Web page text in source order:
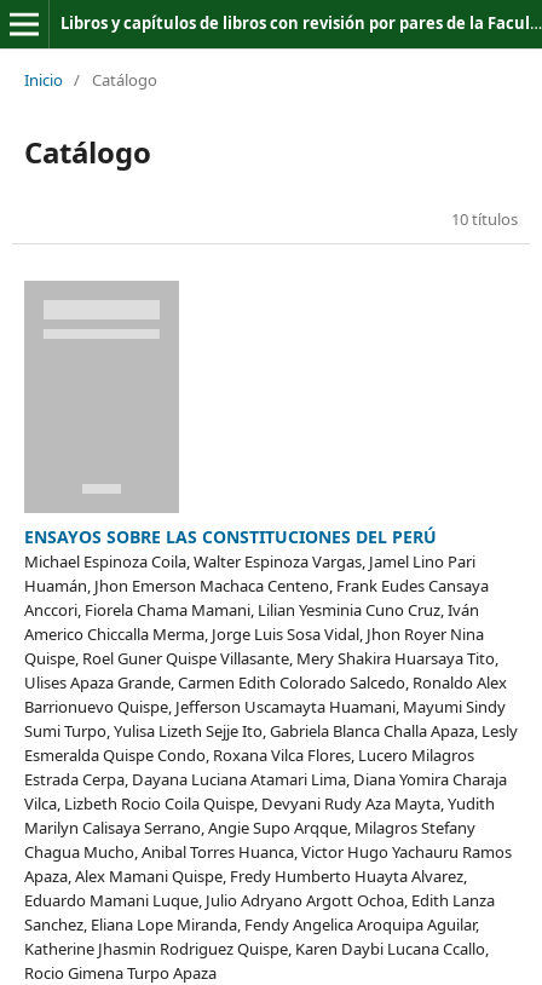
Libros y capítulos de libros con revisión por pares de la Facultad de Ciencias Jurídicas y Políticas de la Universidad Nacional del Altiplano de Puno
Inicio / Catálogo
Catálogo
10 títulos
ENSAYOS SOBRE LAS CONSTITUCIONES DEL PERÚ
Michael Espinoza Coila, Walter Espinoza Vargas, Jamel Lino Pari
Huamán, Jhon Emerson Machaca Centeno, Frank Eudes Cansaya
Anccori, Fiorela Chama Mamani, Lilian Yesminia Cuno Cruz, Iván
Americo Chiccalla Merma, Jorge Luis Sosa Vidal, Jhon Royer Nina
Quispe, Roel Guner Quispe Villasante, Mery Shakira Huarsaya Tito,
Ulises Apaza Grande, Carmen Edith Colorado Salcedo, Ronaldo Alex
Barrionuevo Quispe, Jefferson Uscamayta Huamani, Mayumi Sindy
Sumi Turpo, Yulisa Lizeth Sejje Ito, Gabriela Blanca Challa Apaza, Lesly
Esmeralda Quispe Condo, Roxana Vilca Flores, Lucero Milagros
Estrada Cerpa, Dayana Luciana Atamari Lima, Diana Yomira Charaja
Vilca, Lizbeth Rocio Coila Quispe, Devyani Rudy Aza Mayta, Yudith
Marilyn Calisaya Serrano, Angie Supo Arqque, Milagros Stefany
Chagua Mucho, Anibal Torres Huanca, Victor Hugo Yachauru Ramos
Apaza, Alex Mamani Quispe, Fredy Humberto Huayta Alvarez,
Eduardo Mamani Luque, Julio Adryano Argott Ochoa, Edith Lanza
Sanchez, Eliana Lope Miranda, Fendy Angelica Aroquipa Aguilar,
Katherine Jhasmin Rodriguez Quispe, Karen Daybi Lucana Ccallo,
Rocio Gimena Turpo Apaza